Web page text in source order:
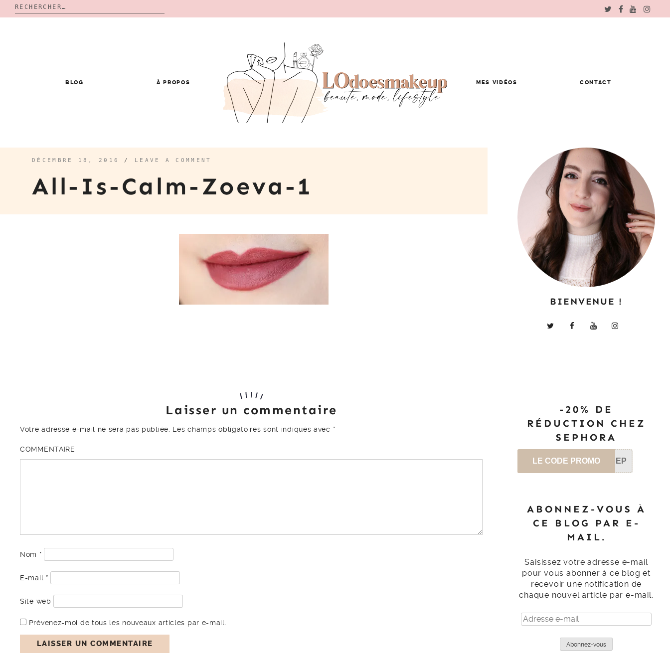
Rechercher :
BLOG À PROPOS MES VIDÉOS CONTACT
DÉCEMBRE 18, 2016 / LEAVE A COMMENT
All-Is-Calm-Zoeva-1
Laisser un commentaire
Votre adresse e-mail ne sera pas publiée. Les champs obligatoires sont indiqués avec *
COMMENTAIRE
Nom *
E-mail *
Site web
Prévenez-moi de tous les nouveaux articles par e-mail.
BIENVENUE !
-20% DE
RÉDUCTION CHEZ
SEPHORA
LE CODE PROMO SEP
ABONNEZ-VOUS À
CE BLOG PAR E-
MAIL.
Saisissez votre adresse e-mail
pour vous abonner à ce blog et
recevoir une notification de
chaque nouvel article par e-mail.
Adresse
e-
Abonnez-vous